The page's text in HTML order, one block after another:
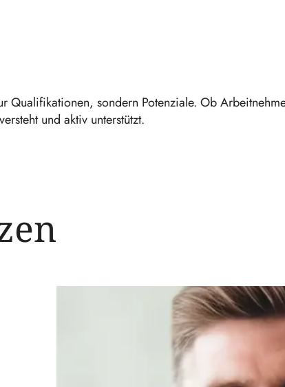
Qualifikationen, sondern Potenziale. Ob
und aktiv unterstützt.